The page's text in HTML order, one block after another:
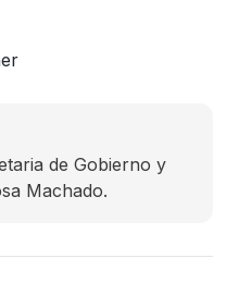
de Gobierno y
Machado.